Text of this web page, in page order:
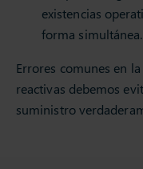
existencias
forma simultánea.
Errores comunes en
reactivas debemos
suministro